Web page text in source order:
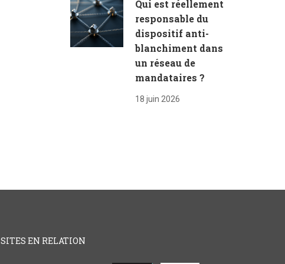
Qui est réellement
responsable du
dispositif anti-
blanchiment dans
un réseau de
mandataires ?
18 juin 2026
SITES EN RELATION